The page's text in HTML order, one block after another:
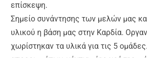
επίσκεψη.
Σημείο συνάντησης των μελών μας
υλικού η βάση μας στην Καρδία.
χωρίστηκαν τα υλικά για τις 5